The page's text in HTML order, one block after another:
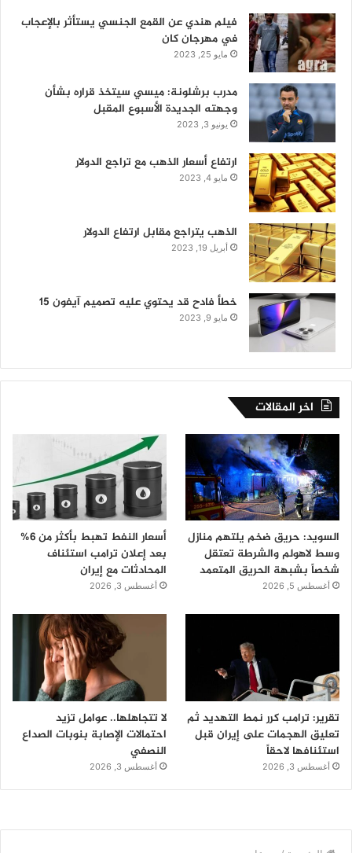
فيلم هندي عن القمع الجنسي يستأثر بالإعجاب
في مهرجان كان
مايو 25, 2023
مدرب برشلونة: ميسي سيتخذ قراره بشأن
وجهته الجديدة الأسبوع المقبل
يونيو 3, 2023
ارتفاع أسعار الذهب مع تراجع الدولار
مايو 4, 2023
الذهب يتراجع مقابل ارتفاع الدولار
أبريل 19, 2023
خطأ فادح قد يحتوي عليه تصميم آيفون 15
مايو 9, 2023
اخر المقالات
السويد: حريق ضخم يلتهم منازل
وسط لاهولم والشرطة تعتقل
شخصاً بشبهة الحريق المتعمد
أغسطس 5, 2026
أسعار النفط تهبط بأكثر من 6%
بعد إعلان ترامب استئناف
المحادثات مع إيران
أغسطس 3, 2026
تقرير: ترامب كرر نمط التهديد ثم
تعليق الهجمات على إيران قبل
استئنافها لاحقاً
أغسطس 3, 2026
لا تتجاهلها.. عوامل تزيد
احتمالات الإصابة بنوبات الصداع
النصفي
أغسطس 3, 2026